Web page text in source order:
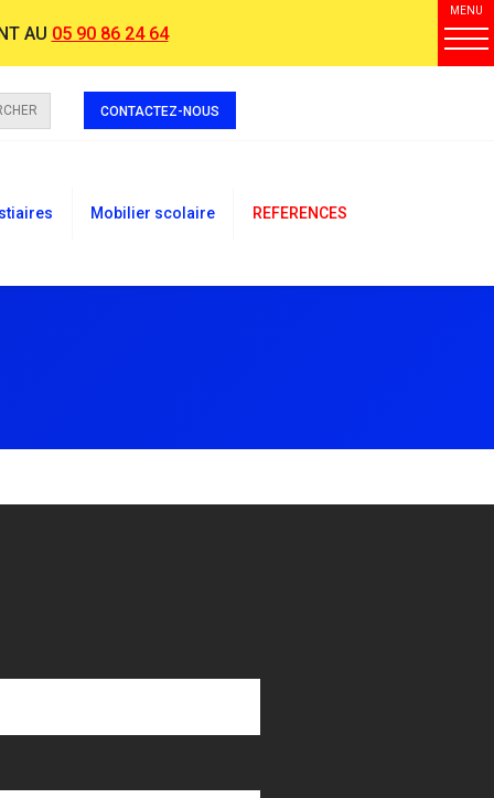
AU 05 90 86 24 64
MENU
CONTACTEZ-NOUS
Mobilier scolaire REFERENCES